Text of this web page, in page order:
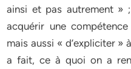
ainsi et pas autrement »
acquérir une
mais aussi « d’expliciter »
a fait, ce à quoi on a